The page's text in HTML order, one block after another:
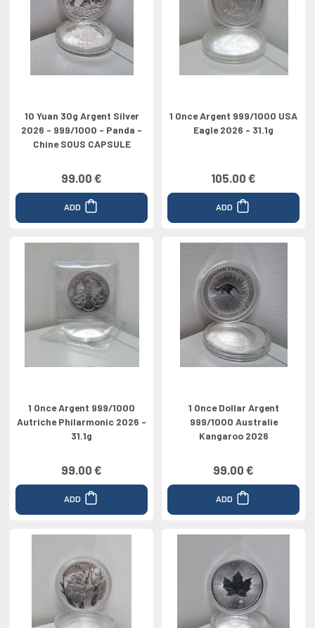
10 Yuan 30g Argent Silver
2026 - 999/1000 - Panda -
Chine SOUS CAPSULE
99.00 €
ADD
1 Once Argent 999/1000 USA
Eagle 2026 - 31.1g
105.00 €
ADD
1 Once Argent 999/1000
Autriche Philarmonic 2026 -
31.1g
99.00 €
ADD
1 Once Dollar Argent
999/1000 Australie
Kangaroo 2026
99.00 €
ADD